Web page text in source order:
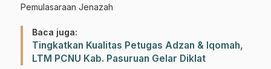
Pemulasaraan Jenazah
Baca juga:
Tingkatkan Kualitas Petugas Adzan & Iqomah,
LTM PCNU Kab. Pasuruan Gelar Diklat